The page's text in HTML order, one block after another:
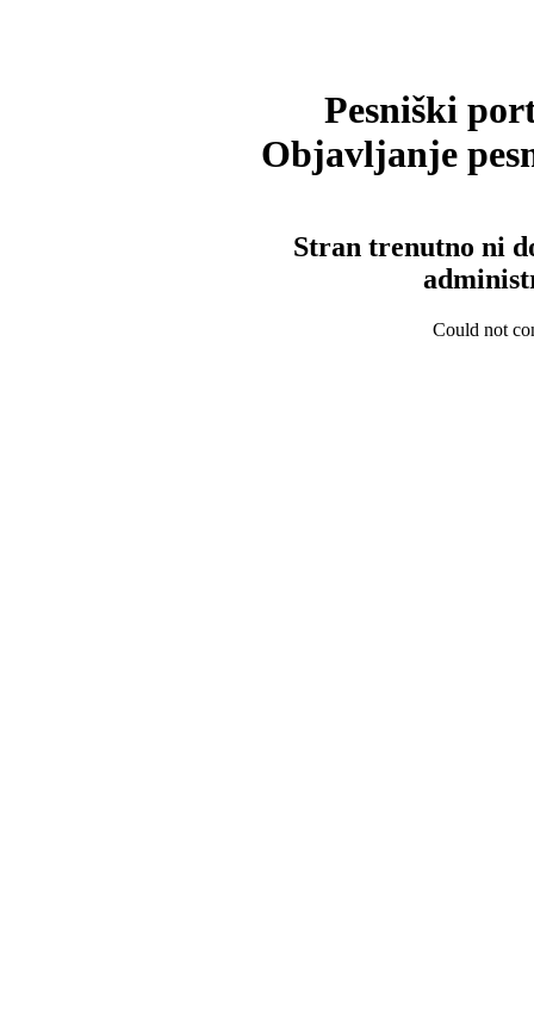
Pesniški
Objavljanje
Stran trenutno ni
Could not